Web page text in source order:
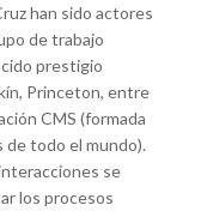
han sido actores
de trabajo
prestigio
Princeton, entre
CMS (formada
todo el mundo).
se
los procesos